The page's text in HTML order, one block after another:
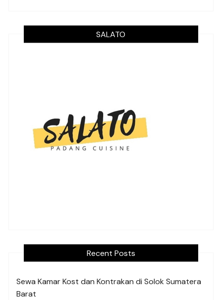
SALATO
Recent Posts
Sewa Kamar Kost dan Kontrakan di Solok Sumatera
Barat